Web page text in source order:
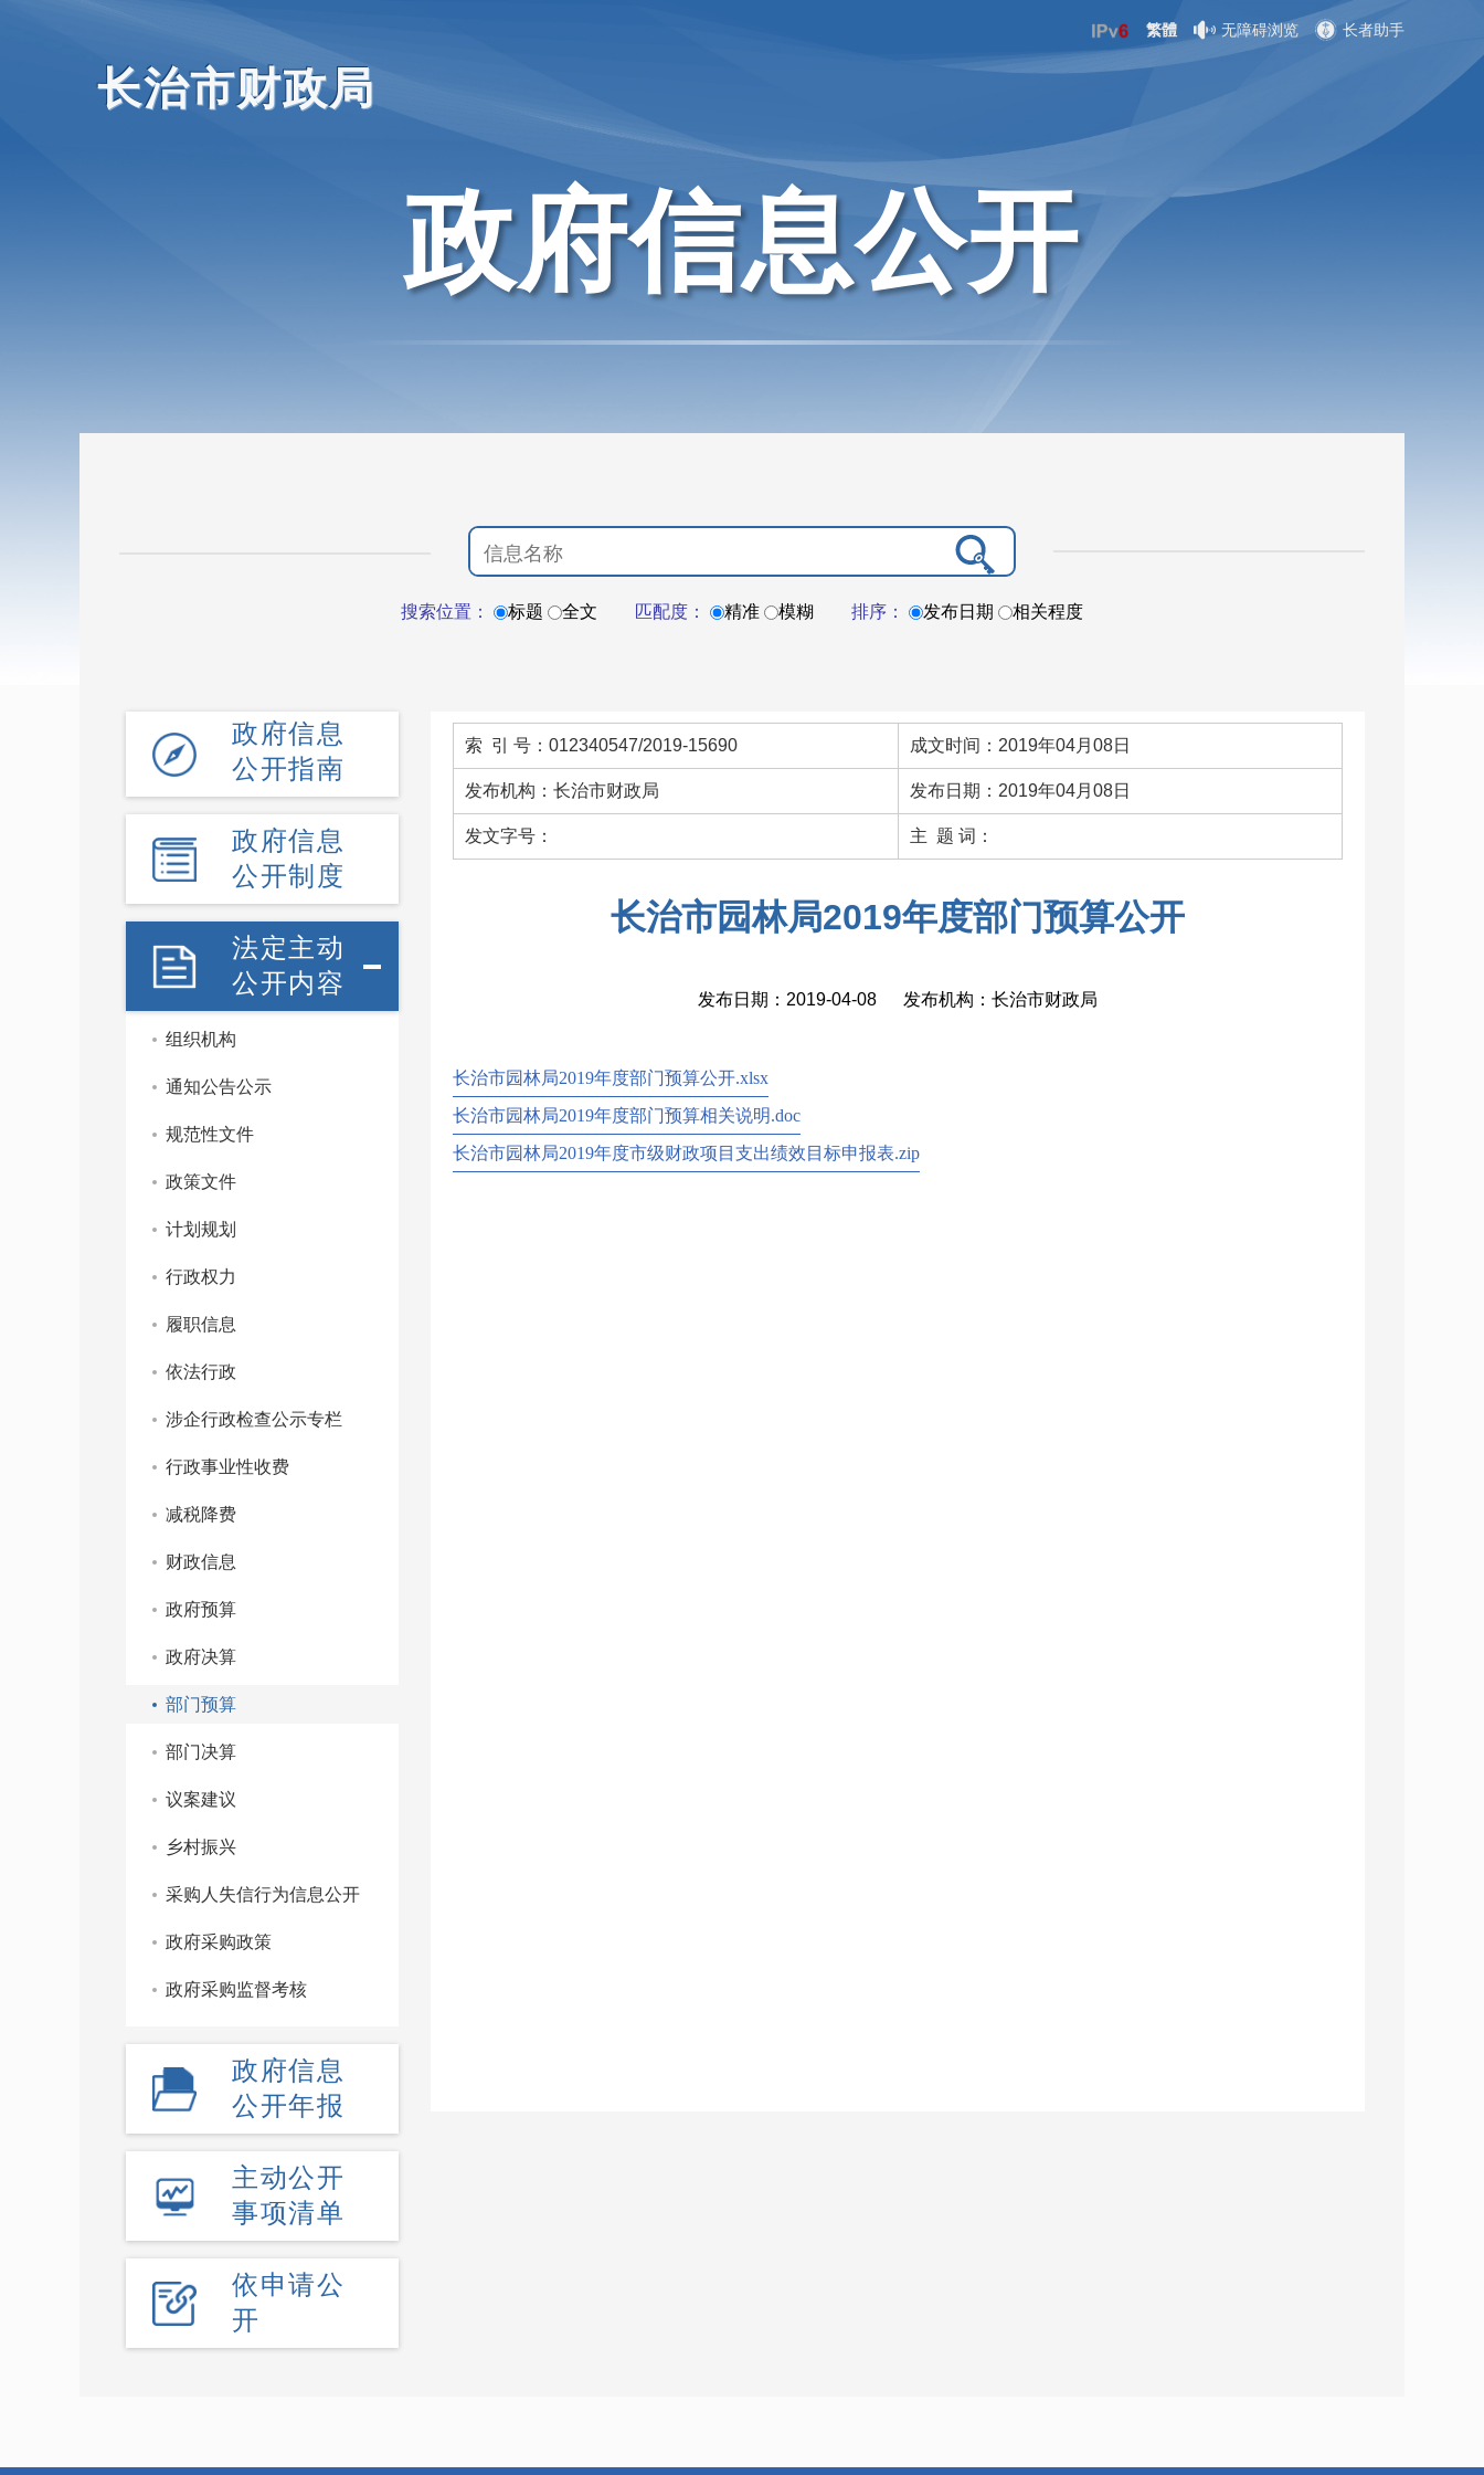
长治市财政局
繁體 无障碍浏览 长者助手
政府信息公开
搜索位置： 标题 全文 匹配度： 精准 模糊 排序： 发布日期 相关程度
政府信息
公开指南
政府信息
公开制度
法定主动
公开内容
组织机构
通知公告公示
规范性文件
政策文件
计划规划
行政权力
履职信息
依法行政
涉企行政检查公示专栏
行政事业性收费
减税降费
财政信息
政府预算
政府决算
部门预算
部门决算
议案建议
乡村振兴
采购人失信行为信息公开
政府采购政策
政府采购监督考核
政府信息
公开年报
主动公开
事项清单
依申请公
开
索 引 号：012340547/2019-15690 成文时间：2019年04月08日
发布机构：长治市财政局 发布日期：2019年04月08日
发文字号： 主 题 词：
长治市园林局2019年度部门预算公开
发布日期：2019-04-08 发布机构：长治市财政局
长治市园林局2019年度部门预算公开.xlsx
长治市园林局2019年度部门预算相关说明.doc
长治市园林局2019年度市级财政项目支出绩效目标申报表.zip